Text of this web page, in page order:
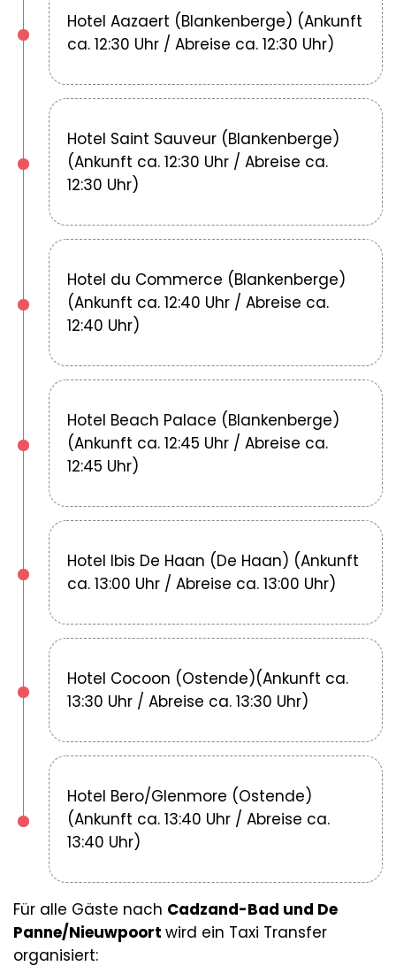
Hotel Aazaert (Blankenberge) (Ankunft
ca. 12:30 Uhr / Abreise ca. 12:30 Uhr)
Hotel Saint Sauveur (Blankenberge)
(Ankunft ca. 12:30 Uhr / Abreise ca.
12:30 Uhr)
Hotel du Commerce (Blankenberge)
(Ankunft ca. 12:40 Uhr / Abreise ca.
12:40 Uhr)
Hotel Beach Palace (Blankenberge)
(Ankunft ca. 12:45 Uhr / Abreise ca.
12:45 Uhr)
Hotel Ibis De Haan (De Haan) (Ankunft
ca. 13:00 Uhr / Abreise ca. 13:00 Uhr)
Hotel Cocoon (Ostende)(Ankunft ca.
13:30 Uhr / Abreise ca. 13:30 Uhr)
Hotel Bero/Glenmore (Ostende)
(Ankunft ca. 13:40 Uhr / Abreise ca.
13:40 Uhr)
Für alle Gäste nach Cadzand-Bad und De
Panne/Nieuwpoort wird ein Taxi Transfer
organisiert: